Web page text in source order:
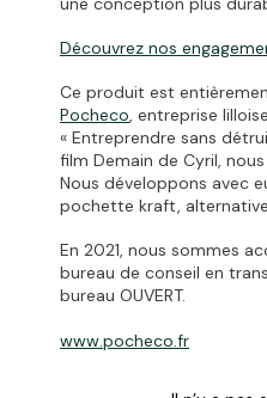
Découvrez nos
Ce produit est
Pocheco, entreprise
« Entreprendre sans
film Demain de Cyril,
Nous développons avec
pochette kraft,
En 2021, nous sommes
bureau de conseil en
bureau OUVERT.
www.pocheco.fr